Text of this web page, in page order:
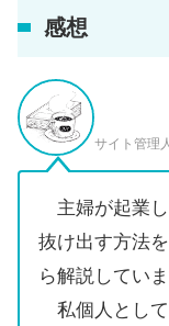
感想
サイト管理
主婦が起業し
抜け出す方法
ら解説していま
私個人とし